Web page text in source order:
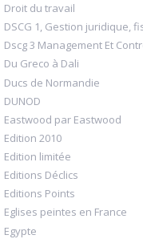
Droit du travail
DSCG 1, Gestion juridique,
Dscg 3 Management Et
Du Greco à Dali
Ducs de Normandie
DUNOD
Eastwood par Eastwood
Edition 2010
Edition limitée
Editions Déclics
Editions Points
Eglises peintes en France
Egypte